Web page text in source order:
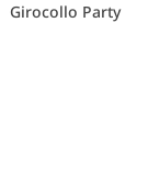
Girocollo Party